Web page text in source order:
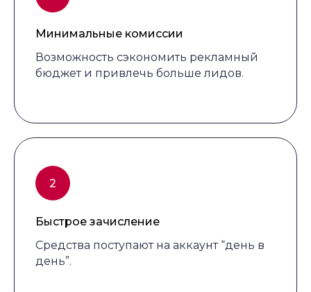
Минимальные комиссии
Возможность сэкономить рекламный
бюджет и привлечь больше лидов.
Быстрое зачисление
Средства поступают на аккаунт “день в
день”.